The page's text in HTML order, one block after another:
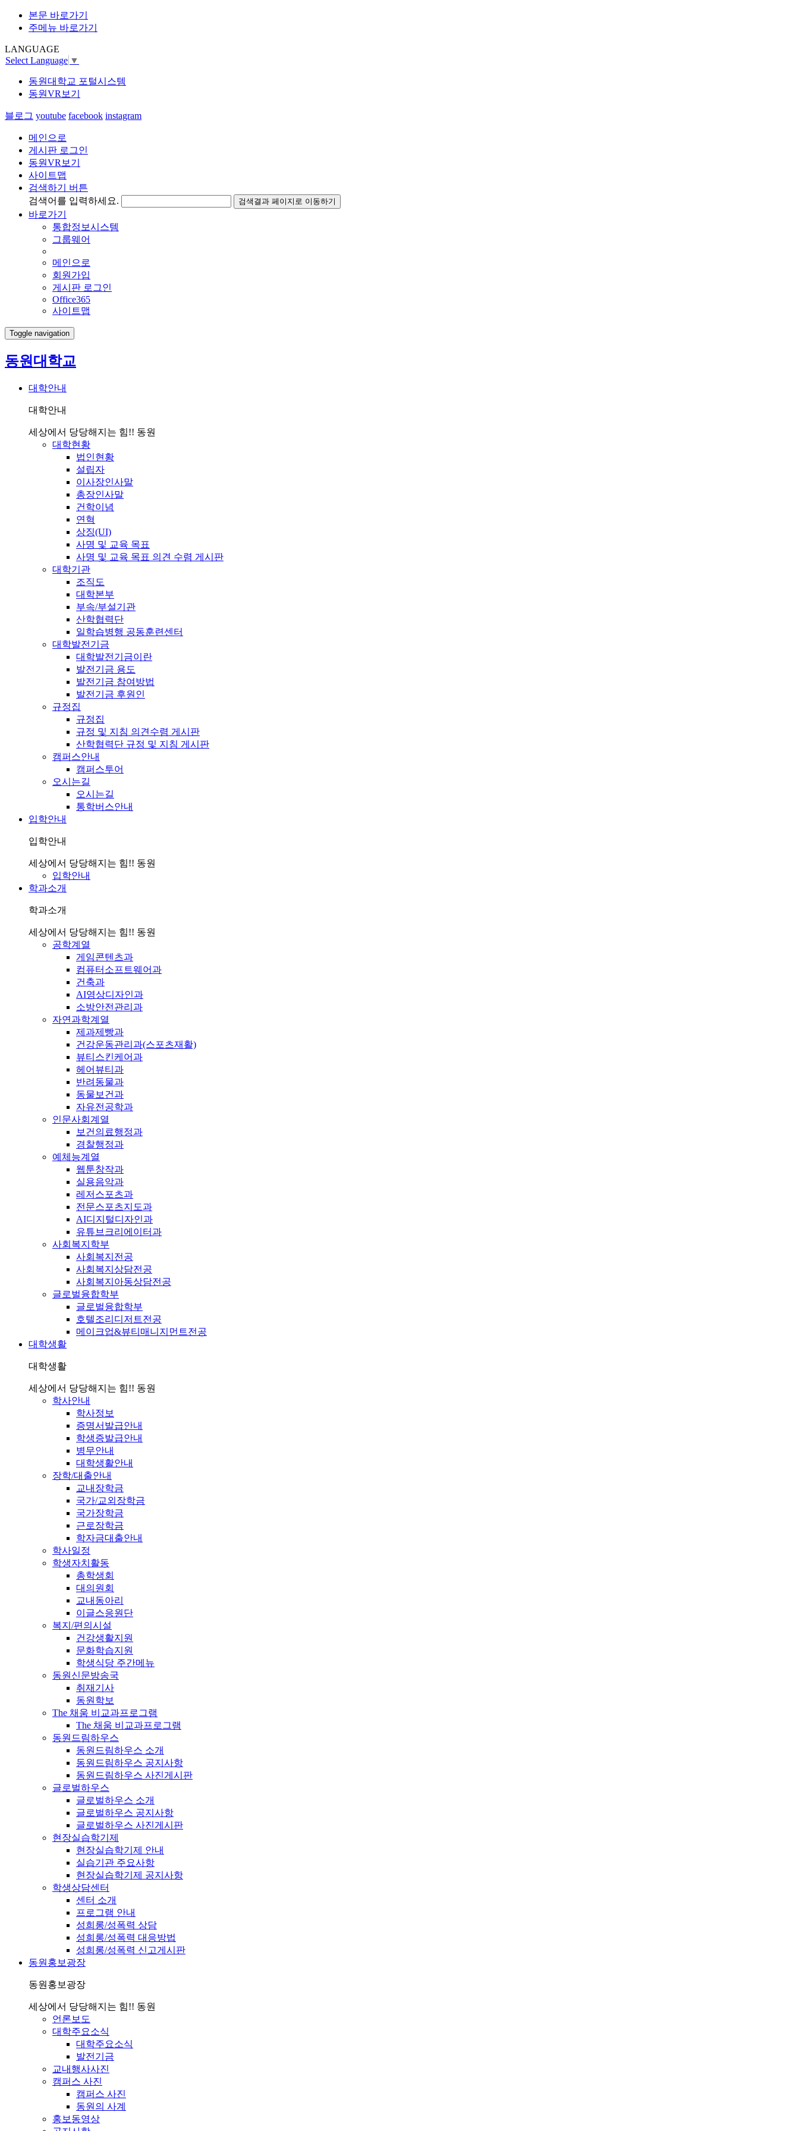
본문 바로가기
주메뉴 바로가기
LANGUAGE
Select Language ▼
동원대학교 포털시스템
동원VR보기
블로그 youtube facebook instagram
메인으로
게시판 로그인
동원VR보기
사이트맵
검색하기 버튼
검색어를 입력하세요.
검색결과 페이지로 이동하기
바로가기
통합정보시스템
그룹웨어
메인으로
회원가입
게시판 로그인
Office365
사이트맵
Toggle navigation
동원대학교
대학안내
대학안내
세상에서 당당해지는 힘!! 동원
대학현황
법인현황
설립자
이사장인사말
총장인사말
건학이념
연혁
상징(UI)
사명 및 교육 목표
사명 및 교육 목표 의견 수렴 게시판
대학기관
조직도
대학본부
부속/부설기관
산학협력단
일학습병행 공동훈련센터
대학발전기금
대학발전기금이란
발전기금 용도
발전기금 참여방법
발전기금 후원인
규정집
규정집
규정 및 지침 의견수렴 게시판
산학협력단 규정 및 지침 게시판
캠퍼스안내
캠퍼스투어
오시는길
오시는길
통학버스안내
입학안내
입학안내
세상에서 당당해지는 힘!! 동원
입학안내
학과소개
학과소개
세상에서 당당해지는 힘!! 동원
공학계열
게임콘텐츠과
컴퓨터소프트웨어과
건축과
AI영상디자인과
소방안전관리과
자연과학계열
제과제빵과
건강운동관리과(스포츠재활)
뷰티스킨케어과
헤어뷰티과
반려동물과
동물보건과
자유전공학과
인문사회계열
보건의료행정과
경찰행정과
예체능계열
웹툰창작과
실용음악과
레저스포츠과
전문스포츠지도과
AI디지털디자인과
유튜브크리에이터과
사회복지학부
사회복지전공
사회복지상담전공
사회복지아동상담전공
글로벌융합학부
글로벌융합학부
호텔조리디저트전공
메이크업&뷰티매니지먼트전공
대학생활
대학생활
세상에서 당당해지는 힘!! 동원
학사안내
학사정보
증명서발급안내
학생증발급안내
병무안내
대학생활안내
장학/대출안내
교내장학금
국가/교외장학금
국가장학금
근로장학금
학자금대출안내
학사일정
학생자치활동
총학생회
대의원회
교내동아리
이글스응원단
복지/편의시설
건강생활지원
문화학습지원
학생식당 주간메뉴
동원신문방송국
취재기사
동원학보
The 채움 비교과프로그램
The 채움 비교과프로그램
동원드림하우스
동원드림하우스 소개
동원드림하우스 공지사항
동원드림하우스 사진게시판
글로벌하우스
글로벌하우스 소개
글로벌하우스 공지사항
글로벌하우스 사진게시판
현장실습학기제
현장실습학기제 안내
실습기관 주요사항
현장실습학기제 공지사항
학생상담센터
센터 소개
프로그램 안내
성희롱/성폭력 상담
성희롱/성폭력 대응방법
성희롱/성폭력 신고게시판
동원홍보광장
동원홍보광장
세상에서 당당해지는 힘!! 동원
언론보도
대학주요소식
대학주요소식
발전기금
교내행사사진
캠퍼스 사진
캠퍼스 사진
동원의 사계
홍보동영상